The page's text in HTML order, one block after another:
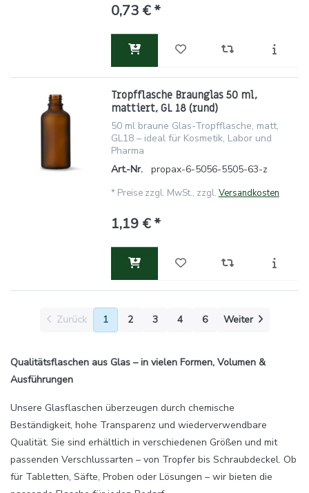
0,73 € *
Tropfflasche Braunglas 50 ml,
mattiert, GL 18 (rund)
50 ml braune Glas-Tropfflasche, matt,
GL18 – ideal für Kosmetik, Labor und
Pharma
Art.-Nr.
propax-6-5056-5505-63-z
* Preise zzgl. MwSt., zzgl. Versandkosten
1,19 € *
Zurück 1 2 3 4 6 Weiter
Qualitätsflaschen aus Glas – in vielen Formen, Volumen &
Ausführungen
Unsere Glasflaschen überzeugen durch chemische
Beständigkeit, hohe Transparenz und wiederverwendbare
Qualität. Sie sind erhältlich in verschiedenen Größen und mit
passenden Verschlussarten – von Tropfer bis Schraubdeckel. Ob
für Tabletten, Säfte, Proben oder Lösungen – wir bieten die